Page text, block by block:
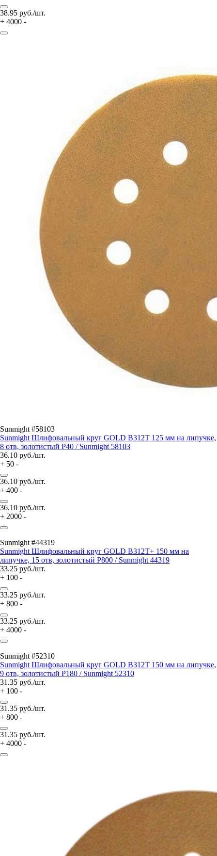
38.95 руб./шт.
+ 4000 -
Sunmight #58103
Sunmight Шлифовальный круг GOLD B312T 125 мм на липучке,
8 отв, золотистый P40 / Sunmight 58103
36.10 руб./шт.
+ 50 -
36.10 руб./шт.
+ 400 -
36.10 руб./шт.
+ 2000 -
Sunmight #44319
Sunmight Шлифовальный круг GOLD B312T+ 150 мм на
липучке, 15 отв, золотистый P800 / Sunmight 44319
33.25 руб./шт.
+ 100 -
33.25 руб./шт.
+ 800 -
33.25 руб./шт.
+ 4000 -
Sunmight #52310
Sunmight Шлифовальный круг GOLD B312T 150 мм на липучке,
9 отв, золотистый P180 / Sunmight 52310
31.35 руб./шт.
+ 100 -
31.35 руб./шт.
+ 800 -
31.35 руб./шт.
+ 4000 -